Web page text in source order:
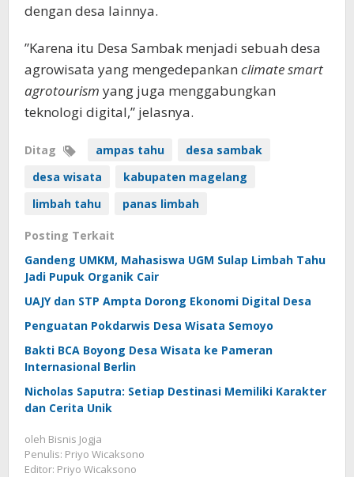
dengan desa lainnya.
”Karena itu Desa Sambak menjadi sebuah desa
agrowisata yang mengedepankan climate smart
agrotourism yang juga menggabungkan
teknologi digital,” jelasnya.
Ditag ampas tahu
desa sambak
desa wisata
kabupaten magelang
limbah tahu
panas limbah
Posting Terkait
Gandeng UMKM, Mahasiswa UGM Sulap Limbah Tahu
Jadi Pupuk Organik Cair
UAJY dan STP Ampta Dorong Ekonomi Digital Desa
Penguatan Pokdarwis Desa Wisata Semoyo
Bakti BCA Boyong Desa Wisata ke Pameran
Internasional Berlin
Nicholas Saputra: Setiap Destinasi Memiliki Karakter
dan Cerita Unik
oleh Bisnis Jogja
Penulis: Priyo Wicaksono
Editor: Priyo Wicaksono